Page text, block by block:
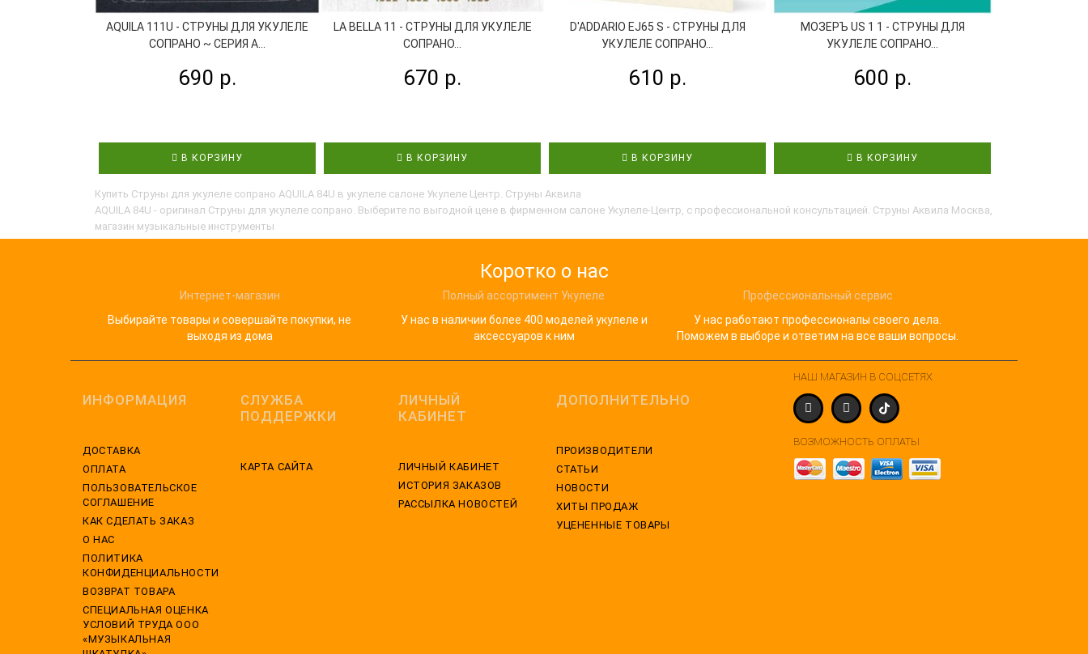
AQUILA 111U - СТРУНЫ ДЛЯ УКУЛЕЛЕ
СОПРАНО ~ СЕРИЯ A...
690 р.
В КОРЗИНУ
LA BELLA 11 - СТРУНЫ ДЛЯ УКУЛЕЛЕ
СОПРАНО...
670 р.
В КОРЗИНУ
D'ADDARIO EJ65 S - СТРУНЫ ДЛЯ
УКУЛЕЛЕ СОПРАНО...
610 р.
В КОРЗИНУ
МОЗЕРЪ US 1 1 - СТРУНЫ ДЛЯ
УКУЛЕЛЕ СОПРАНО...
600 р.
В КОРЗИНУ
Купить Струны для укулеле сопрано AQUILA 84U в укулеле салоне Укулеле Центр. Струны Аквила
AQUILA 84U - оригинал Струны для укулеле сопрано. Выберите по выгодной цене в фирменном салоне Укулеле-Центр, с профессиональной консультацией. Струны Аквила Москва,
магазин музыкальные инструменты
Коротко о нас
Интернет-магазин
Выбирайте товары и совершайте покупки, не
выходя из дома
Полный ассортимент Укулеле
У нас в наличии более 400 моделей укулеле и
аксессуаров к ним
Профессиональный сервис
У нас работают профессионалы своего дела.
Поможем в выборе и ответим на все ваши вопросы.
ИНФОРМАЦИЯ
ДОСТАВКА
ОПЛАТА
ПОЛЬЗОВАТЕЛЬСКОЕ
СОГЛАШЕНИЕ
КАК СДЕЛАТЬ ЗАКАЗ
О НАС
ПОЛИТИКА
КОНФИДЕНЦИАЛЬНОСТИ
ВОЗВРАТ ТОВАРА
CПЕЦИАЛЬНАЯ ОЦЕНКА
УСЛОВИЙ ТРУДА ООО
«МУЗЫКАЛЬНАЯ
СЛУЖБА
ПОДДЕРЖКИ
КАРТА САЙТА
ЛИЧНЫЙ
КАБИНЕТ
ЛИЧНЫЙ КАБИНЕТ
ИСТОРИЯ ЗАКАЗОВ
РАССЫЛКА НОВОСТЕЙ
ДОПОЛНИТЕЛЬНО
ПРОИЗВОДИТЕЛИ
СТАТЬИ
НОВОСТИ
ХИТЫ ПРОДАЖ
УЦЕНЕННЫЕ ТОВАРЫ
НАШ МАГАЗИН В СОЦСЕТЯХ
ВОЗМОЖНОСТЬ ОПЛАТЫ